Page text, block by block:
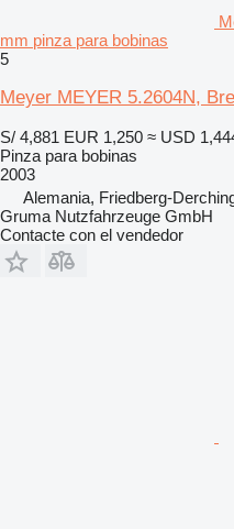
mm pinza para bobinas
5
Meyer MEYER 5.2604N,
S/ 4,881 EUR 1,250 ≈ USD
Pinza para bobinas
2003
Alemania, Friedberg-
Gruma Nutzfahrzeuge GmbH
Contacte con el vendedor